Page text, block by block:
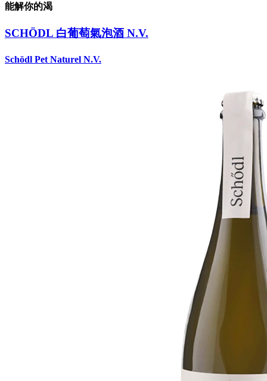
能解你的渴
SCHÖDL 白葡萄氣泡酒 N.V.
Schödl Pet Naturel N.V.